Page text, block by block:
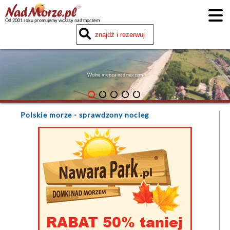
Od 2001 roku promujemy wczasy nad morzem
Wolne miejsca nad morzem
Polskie morze - sprawdzony nocleg